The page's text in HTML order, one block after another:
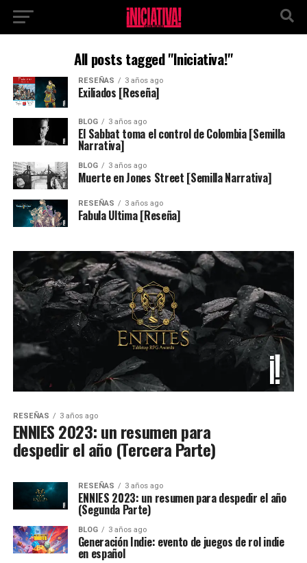
All posts tagged "Iniciativa!"
RESEÑAS 3 años ago
Exiliados [Reseña]
BLOG 3 años ago
El Sabbat toma el control de Colombia [Semilla
Narrativa]
BLOG 3 años ago
Muerte en Jones Street [Semilla Narrativa]
RESEÑAS 3 años ago
Fabula Ultima [Reseña]
RESEÑAS 3 años ago
ENNIES 2023: un resumen para
despedir el año (Tercera Parte)
RESEÑAS 3 años ago
ENNIES 2023: un resumen para despedir el año
(Segunda Parte)
BLOG 3 años ago
Generación Indie: evento de juegos de rol indie
en español